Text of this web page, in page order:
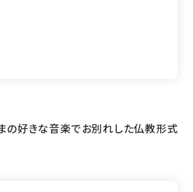
の好きな音楽でお別れした仏教形式